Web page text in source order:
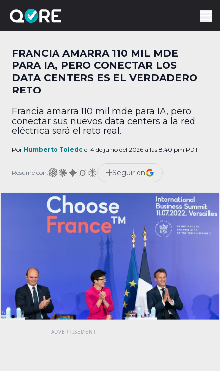
FRANCIA AMARRA 110 MIL MDE
PARA IA, PERO CONECTAR LOS
DATA CENTERS ES EL VERDADERO
RETO
Francia amarra 110 mil mde para IA, pero
conectar sus nuevos data centers a la red
eléctrica será el reto real.
Por Humberto Toledo el 4 de junio del 2026 a las 8:40 pm PDT
Resume con: Seguir en